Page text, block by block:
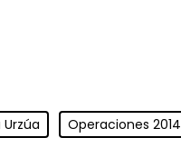
Operaciones 2014